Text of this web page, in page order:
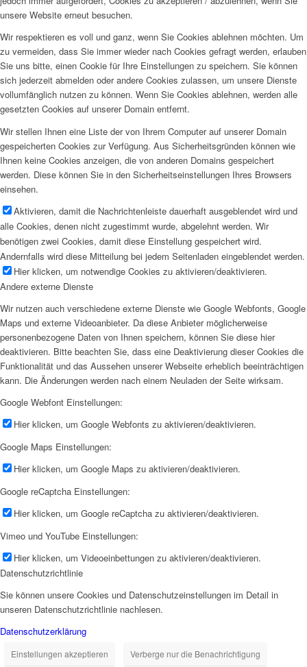
unsere Website erneut besuchen.
Wir respektieren es voll und ganz, wenn Sie Cookies ablehnen möchten. Um
zu vermeiden, dass Sie immer wieder nach Cookies gefragt werden, erlauben
Sie uns bitte, einen Cookie für Ihre Einstellungen zu speichern. Sie können
sich jederzeit abmelden oder andere Cookies zulassen, um unsere Dienste
vollumfänglich nutzen zu können. Wenn Sie Cookies ablehnen, werden alle
gesetzten Cookies auf unserer Domain entfernt.
Wir stellen Ihnen eine Liste der von Ihrem Computer auf unserer Domain
gespeicherten Cookies zur Verfügung. Aus Sicherheitsgründen können wie
Ihnen keine Cookies anzeigen, die von anderen Domains gespeichert
werden. Diese können Sie in den Sicherheitseinstellungen Ihres Browsers
einsehen.
Aktivieren, damit die Nachrichtenleiste dauerhaft ausgeblendet wird und
alle Cookies, denen nicht zugestimmt wurde, abgelehnt werden. Wir
benötigen zwei Cookies, damit diese Einstellung gespeichert wird.
Andernfalls wird diese Mitteilung bei jedem Seitenladen eingeblendet werden.
Hier klicken, um notwendige Cookies zu aktivieren/deaktivieren.
Andere externe Dienste
Wir nutzen auch verschiedene externe Dienste wie Google Webfonts, Google
Maps und externe Videoanbieter. Da diese Anbieter möglicherweise
personenbezogene Daten von Ihnen speichern, können Sie diese hier
deaktivieren. Bitte beachten Sie, dass eine Deaktivierung dieser Cookies die
Funktionalität und das Aussehen unserer Webseite erheblich beeinträchtigen
kann. Die Änderungen werden nach einem Neuladen der Seite wirksam.
Google Webfont Einstellungen:
Hier klicken, um Google Webfonts zu aktivieren/deaktivieren.
Google Maps Einstellungen:
Hier klicken, um Google Maps zu aktivieren/deaktivieren.
Google reCaptcha Einstellungen:
Hier klicken, um Google reCaptcha zu aktivieren/deaktivieren.
Vimeo und YouTube Einstellungen:
Hier klicken, um Videoeinbettungen zu aktivieren/deaktivieren.
Datenschutzrichtlinie
Sie können unsere Cookies und Datenschutzeinstellungen im Detail in
unseren Datenschutzrichtlinie nachlesen.
Datenschutzerklärung
Einstellungen akzeptieren Verberge nur die Benachrichtigung